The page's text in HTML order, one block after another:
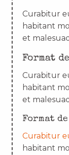
Curabitur
habitant
et
Format
Curabitur
habitant
et
Format
Curabitur
habitant